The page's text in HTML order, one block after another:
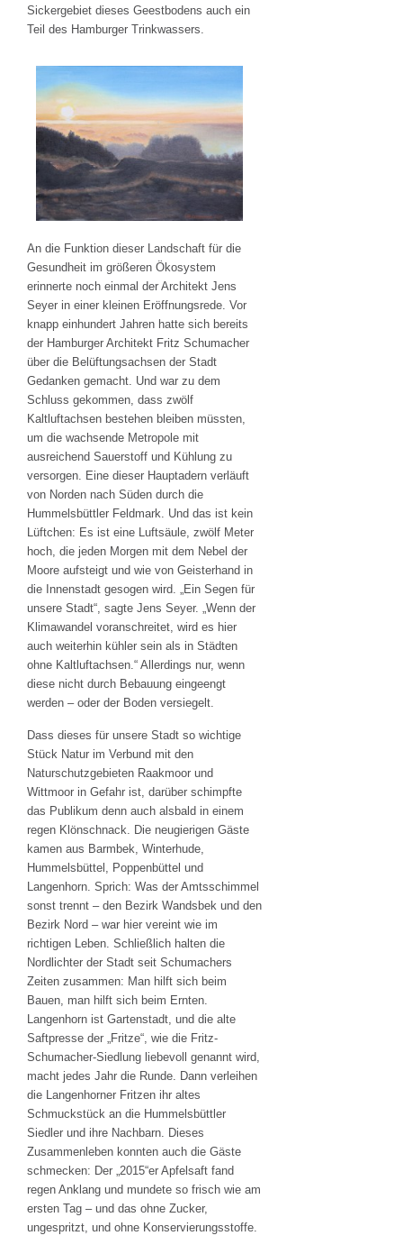
Sickergebiet dieses Geestbodens auch ein
Teil des Hamburger Trinkwassers.
An die Funktion dieser Landschaft für die
Gesundheit im größeren Ökosystem
erinnerte noch einmal der Architekt Jens
Seyer in einer kleinen Eröffnungsrede. Vor
knapp einhundert Jahren hatte sich bereits
der Hamburger Architekt Fritz Schumacher
über die Belüftungsachsen der Stadt
Gedanken gemacht. Und war zu dem
Schluss gekommen, dass zwölf
Kaltluftachsen bestehen bleiben müssten,
um die wachsende Metropole mit
ausreichend Sauerstoff und Kühlung zu
versorgen. Eine dieser Hauptadern verläuft
von Norden nach Süden durch die
Hummelsbüttler Feldmark. Und das ist kein
Lüftchen: Es ist eine Luftsäule, zwölf Meter
hoch, die jeden Morgen mit dem Nebel der
Moore aufsteigt und wie von Geisterhand in
die Innenstadt gesogen wird. „Ein Segen für
unsere Stadt“, sagte Jens Seyer. „Wenn der
Klimawandel voranschreitet, wird es hier
auch weiterhin kühler sein als in Städten
ohne Kaltluftachsen.“ Allerdings nur, wenn
diese nicht durch Bebauung eingeengt
werden – oder der Boden versiegelt.
Dass dieses für unsere Stadt so wichtige
Stück Natur im Verbund mit den
Naturschutzgebieten Raakmoor und
Wittmoor in Gefahr ist, darüber schimpfte
das Publikum denn auch alsbald in einem
regen Klönschnack. Die neugierigen Gäste
kamen aus Barmbek, Winterhude,
Hummelsbüttel, Poppenbüttel und
Langenhorn. Sprich: Was der Amtsschimmel
sonst trennt – den Bezirk Wandsbek und den
Bezirk Nord – war hier vereint wie im
richtigen Leben. Schließlich halten die
Nordlichter der Stadt seit Schumachers
Zeiten zusammen: Man hilft sich beim
Bauen, man hilft sich beim Ernten.
Langenhorn ist Gartenstadt, und die alte
Saftpresse der „Fritze“, wie die Fritz-
Schumacher-Siedlung liebevoll genannt wird,
macht jedes Jahr die Runde. Dann verleihen
die Langenhorner Fritzen ihr altes
Schmuckstück an die Hummelsbüttler
Siedler und ihre Nachbarn. Dieses
Zusammenleben konnten auch die Gäste
schmecken: Der „2015“er Apfelsaft fand
regen Anklang und mundete so frisch wie am
ersten Tag – und das ohne Zucker,
ungespritzt, und ohne Konservierungsstoffe.